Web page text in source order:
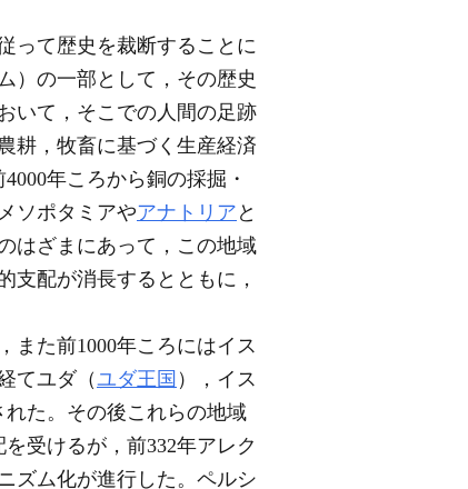
って歴史を裁断することに
）の一部として，その歴史
いて，そこでの人間の足跡
耕，牧畜に基づく生産経済
年ころから銅の採掘・
ソポタミアやアナトリア と
はざまにあって，この地域
支配が消長するとともに，
また前1000年ころにはイス
てユダ（ユダ王国 ），イス
た。その後これらの地域
を受けるが，前332年アレク
ズム化が進行した。ペルシ